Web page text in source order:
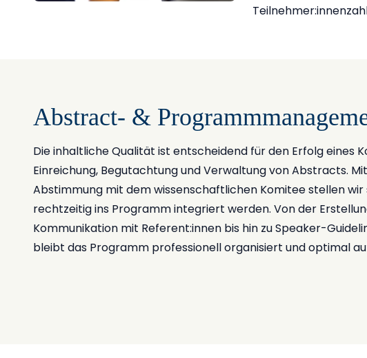
Abstract- &
Die inhaltliche Qualität ist entscheidend für den Erfolg eines
Einreichung, Begutachtung und Verwaltung von Abstracts.
Abstimmung mit dem wissenschaftlichen Komitee stellen
rechtzeitig ins Programm integriert werden. Von der
Kommunikation mit Referent:innen bis hin zu Speaker-
bleibt das Programm professionell organisiert und optimal